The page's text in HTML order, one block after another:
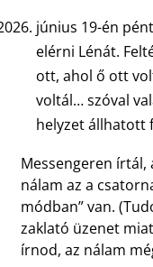
június 19-én
elérni Lénát.
ott, ahol ő ott
voltál… szóval
helyzet állhatott
Messengeren
nálam az a
módban” van.
zaklató üzenet
írnod, az nálam